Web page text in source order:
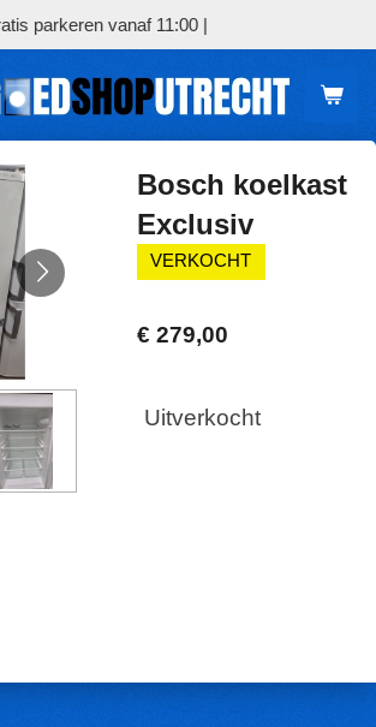
Bosch koelkast
Exclusiv
VERKOCHT
€ 279,00
Uitverkocht